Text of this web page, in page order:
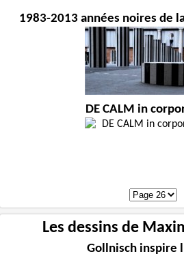
1983-2013 années noires de
DE CALM in
Les dessins de
Gollnisch inspire